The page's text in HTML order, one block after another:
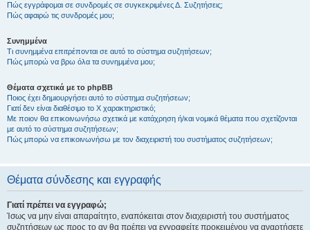
Πώς εγγράφομαι σε συνδρομές σε συγκεκριμένες Δ. Συζητήσεις;
Πώς αφαιρώ τις συνδρομές μου;
Συνημμένα
Τι συνημμένα επιτρέπονται σε αυτό το σύστημα συζητήσεων;
Πώς μπορώ να βρω όλα τα συνημμένα μου;
Θέματα σχετικά με το phpBB
Ποιος έχει δημιουργήσει αυτό το σύστημα συζητήσεων;
Γιατί δεν είναι διαθέσιμο το Χ χαρακτηριστικό;
Με ποιον θα επικοινωνήσω σχετικά με κατάχρηση ή/και νομικά θέματα που σχετίζονται
με αυτό το σύστημα συζητήσεων;
Πώς μπορώ να επικοινωνήσω με τον διαχειριστή του συστήματος συζητήσεων;
Θέματα σύνδεσης και εγγραφής
Γιατί πρέπει να εγγραφώ;
Ίσως να μην είναι απαραίτητο, εναπόκειται στον διαχειριστή του συστήματος
συζητήσεων ως προς το αν θα πρέπει να εγγραφείτε προκειμένου να αναρτήσετε